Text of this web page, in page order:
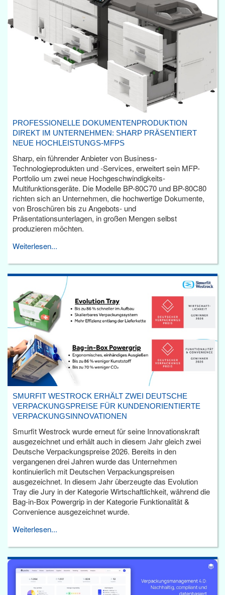
PROFESSIONELLE DOKUMENTENPRODUKTION
DIREKT IM UNTERNEHMEN: SHARP PRÄSENTIERT
NEUE HOCHLEISTUNGS-MFPS
Sharp, ein führender Anbieter von Business-
Technologieprodukten und -Services, erweitert sein MFP-
Portfolio um zwei neue Hochgeschwindigkeits-
Multifunktionsgeräte. Die Modelle BP-80C70 und BP-80C80
richten sich an Unternehmen, die hochwertige Dokumente,
von Broschüren bis zu Angebots- und
Präsentationsunterlagen, in großen Mengen selbst
produzieren möchten.
Weiterlesen...
SMURFIT WESTROCK ERHÄLT ZWEI DEUTSCHE
VERPACKUNGSPREISE FÜR KUNDENORIENTIERTE
VERPACKUNGSINNOVATIONEN
Smurfit Westrock wurde erneut für seine Innovationskraft
ausgezeichnet und erhält auch in diesem Jahr gleich zwei
Deutsche Verpackungspreise 2026. Bereits in den
vergangenen drei Jahren wurde das Unternehmen
kontinuierlich mit Deutschen Verpackungspreisen
ausgezeichnet. In diesem Jahr überzeugte das Evolution
Tray die Jury in der Kategorie Wirtschaftlichkeit, während die
Bag-in-Box Powergrip in der Kategorie Funktionalität &
Convenience ausgezeichnet wurde.
Weiterlesen...